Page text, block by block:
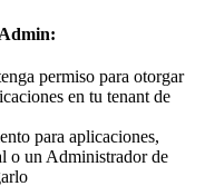
permiso para otorgar
en tu tenant de
para aplicaciones,
o un Administrador de